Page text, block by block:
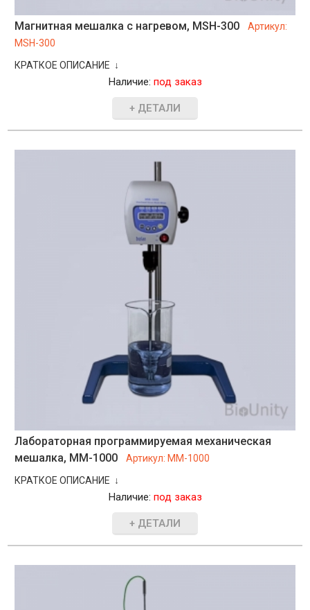
Магнитная мешалка с нагревом, MSH-300
Артикул:
MSH-300
КРАТКОЕ ОПИСАНИЕ ↓
Наличие: под заказ
+ ДЕТАЛИ
Лабораторная программируемая механическая
мешалка, MM-1000
Артикул: MM-1000
КРАТКОЕ ОПИСАНИЕ ↓
Наличие: под заказ
+ ДЕТАЛИ